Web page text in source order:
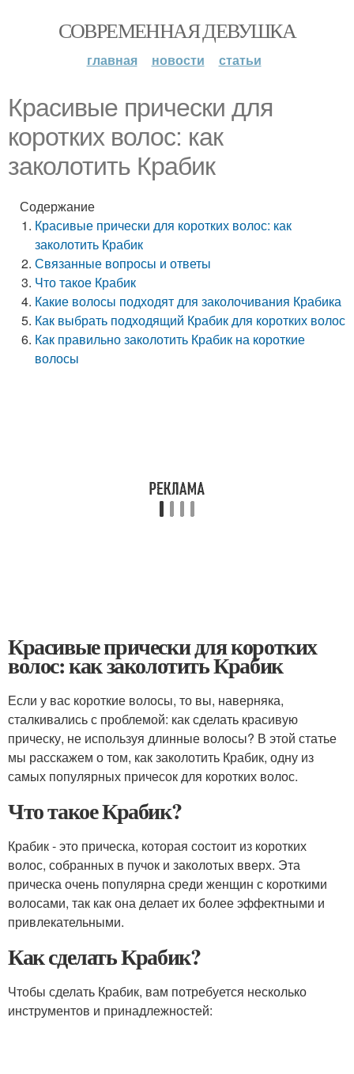
СОВРЕМЕННАЯ ДЕВУШКА
главная новости статьи
Красивые прически для
коротких волос: как
заколотить Крабик
Содержание
Красивые прически для коротких волос: как
заколотить Крабик
Связанные вопросы и ответы
Что такое Крабик
Какие волосы подходят для заколочивания Крабика
Как выбрать подходящий Крабик для коротких волос
Как правильно заколотить Крабик на короткие
волосы
Красивые прически для коротких
волос: как заколотить Крабик
Если у вас короткие волосы, то вы, наверняка,
сталкивались с проблемой: как сделать красивую
прическу, не используя длинные волосы? В этой статье
мы расскажем о том, как заколотить Крабик, одну из
самых популярных причесок для коротких волос.
Что такое Крабик?
Крабик - это прическа, которая состоит из коротких
волос, собранных в пучок и заколотых вверх. Эта
прическа очень популярна среди женщин с короткими
волосами, так как она делает их более эффектными и
привлекательными.
Как сделать Крабик?
Чтобы сделать Крабик, вам потребуется несколько
инструментов и принадлежностей: